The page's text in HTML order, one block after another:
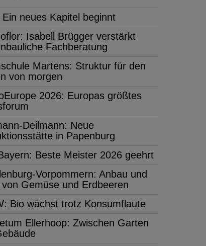
Ein neues Kapitel beginnt
Isabell Brügger verstärkt
Fachberatung
Martens: Struktur für den
von morgen
2026: Europas größtes
Deilmann: Neue
in Papenburg
Beste Meister 2026 geehrt
Vorpommern: Anbau und
Gemüse und Erdbeeren
Bio wächst trotz Konsumflaute
Ellerhoop: Zwischen Garten